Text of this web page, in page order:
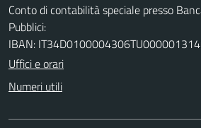
Conto di contabilità speciale presso
Pubblici:
IBAN:
Uffici e orari
Numeri utili